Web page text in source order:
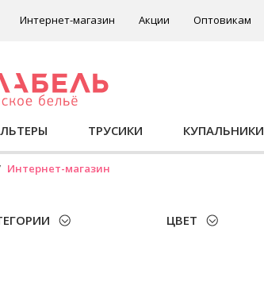
Интернет-магазин Акции Оптовикам
ТРУСИКИ КУПАЛЬНИКИ
Интернет-магазин
ЦВЕТ